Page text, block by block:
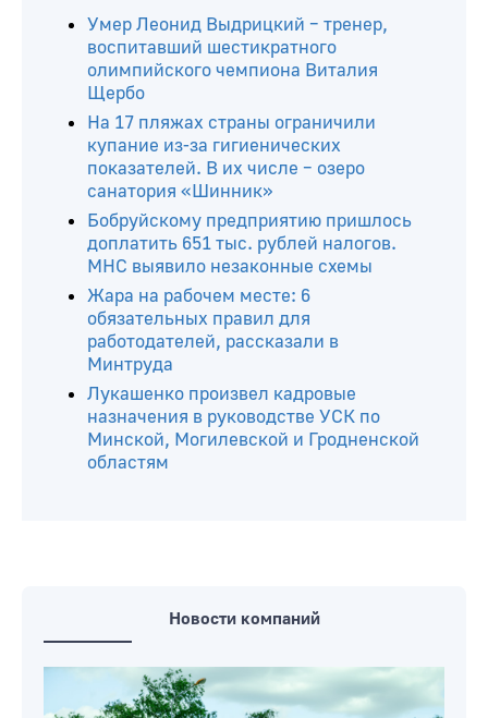
Умер Леонид Выдрицкий – тренер,
воспитавший шестикратного
олимпийского чемпиона Виталия
Щербо
На 17 пляжах страны ограничили
купание из-за гигиенических
показателей. В их числе – озеро
санатория «Шинник»
Бобруйскому предприятию пришлось
доплатить 651 тыс. рублей налогов.
МНС выявило незаконные схемы
Жара на рабочем месте: 6
обязательных правил для
работодателей, рассказали в
Минтруда
Лукашенко произвел кадровые
назначения в руководстве УСК по
Минской, Могилевской и Гродненской
областям
Новости компаний